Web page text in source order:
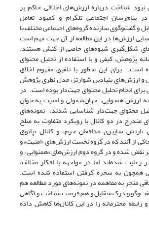
شناخت درباره ارزش‌های اخلاقی حاکم بر
پیام‌رسان اجتماعی تلگرام و کمبود تعامل
و گفت‌وگوی سازنده گروه‌های اجتماعی مختلف با
ارزش‌ها در این مطالعه از آن جهت مهم است
شکل‌گیری شیوه‌های خاصی از کنش هستند.
پژوهش، کیفی و با استفاده از تحلیل محتوای
است. برای این منظور با تلفیق مفهوم اخلاق
و ارزش‌های بنیادین شوارتز، مدل نظری پژوهش
برای انجام تحلیل محتوای جهت‌دار بوده است. در
ارزش همنوایی، جهان‌شمولی و امنیت به‌عنوان
محتوای جهت‌دار شناسایی شدند. نمونه‌های
مندرج در دو کانال با رویکرد متفاوت به صلح
«ارتش سایبری مدافعان حرم» و کانال «پاتوق
از آنند که در گروه نخست ارزش‌های «امنیت» و
نقض شده و در گروه دوم ارزش‌های «همنوایی» و
رعایت شده‌اند اما در مواجهه با افکار مخالف،
همچون به سخره گرفتن استفاده شده است.
منجر به مفاهمه در نمونه‌های مورد مطالعه هم
و درک متقابل و هم فرصت شناخت و آگاهی
رابطه محترمانه را در این کانال‌ها کاهش داده‌